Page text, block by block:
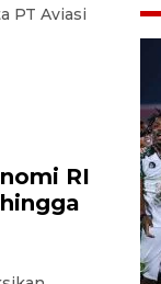
PT Aviasi
RI